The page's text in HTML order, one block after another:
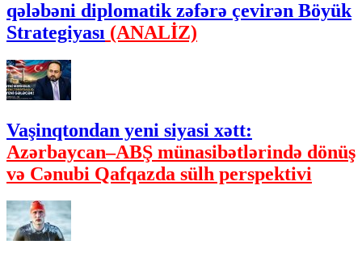
qələbəni diplomatik zəfərə çevirən Böyük
Strategiyası (ANALİZ)
Vaşinqtondan yeni siyasi xətt:
Azərbaycan–ABŞ münasibətlərində dönüş
və Cənubi Qafqazda sülh perspektivi